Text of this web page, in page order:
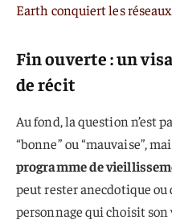
Earth conquiert les
Fin ouverte : un
de récit
Au fond, la question n’est
“bonne” ou “mauvaise”,
programme de
peut rester anecdotique
personnage qui choisit